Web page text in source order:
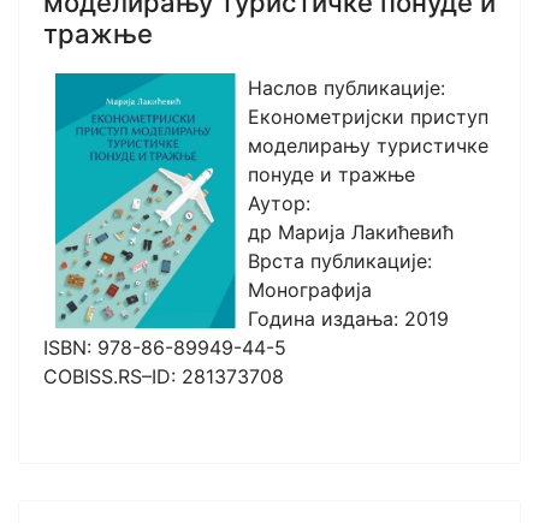
тражње
Наслов публикације:
Економетријски приступ
моделирању туристичке
понуде и тражње
Аутор:
др Марија Лакићевић
Врста публикације:
Монографија
Година издања: 2019
ISBN: 978-86-89949-44-5
COBISS.RS–ID: 281373708